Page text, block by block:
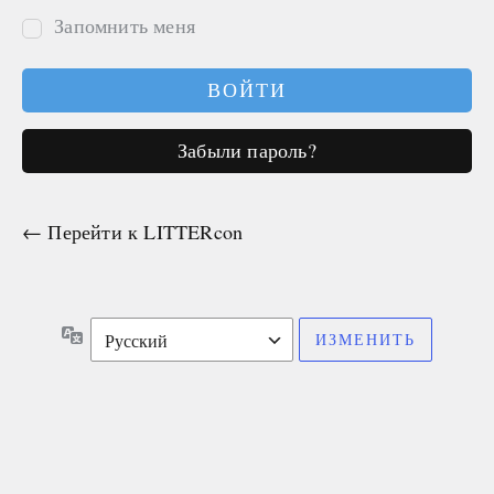
Запомнить меня
Забыли пароль?
← Перейти к LITTERcon
Язык